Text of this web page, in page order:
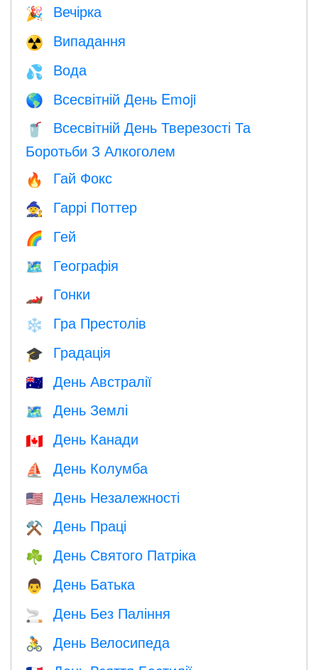
🎉 Вечірка
☢️ Випадання
💦 Вода
🌎 Всесвітній День Emoji
🥤
Всесвітній День Тверезості Та
Боротьби З Алкоголем
🔥 Гай Фокс
🧙 Гаррі Поттер
🌈 Гей
🗺 Географія
🏎 Гонки
❄️ Гра Престолів
🎓 Градація
🇦🇺 День Австралії
🗺️ День Землі
🇨🇦 День Канади
⛵️ День Колумба
🇺🇸 День Незалежності
⚒️ День Праці
☘️ День Святого Патріка
👨 День Батька
🚬 День Без Паління
🚴 День Велосипеда